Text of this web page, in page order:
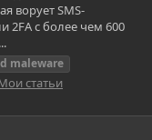
ворует SMS-
2FA с более чем 600
maleware
статьи